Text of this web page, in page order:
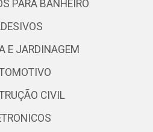
PARA BANHEIRO
E JARDINAGEM
CIVIL